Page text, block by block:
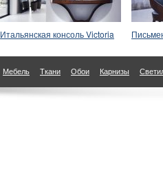
Итальянская консоль Victoria
Мебель Ткани Обои Карнизы